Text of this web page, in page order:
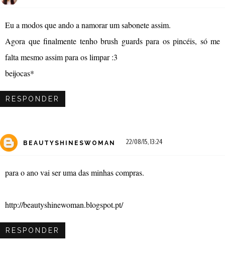
Eu a modos que ando a namorar um sabonete assim.
Agora que finalmente tenho brush guards para os pincéis, só me
falta mesmo assim para os limpar :3
beijocas*
RESPONDER
BEAUTYSHINESWOMAN 22/08/15, 13:24
para o ano vai ser uma das minhas compras.
http://beautyshinewoman.blogspot.pt/
RESPONDER